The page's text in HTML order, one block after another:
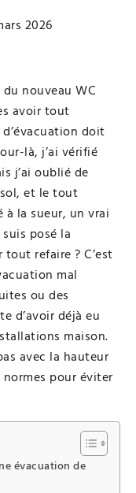
2026
nouveau WC
avoir tout
doit
là, j’ai vérifié
j’ai oublié de
et le tout
la sueur, un vrai
posé la
refaire ? C’est
mal
ou des
d’avoir déjà eu
maison.
avec la hauteur
pour éviter
évacuation de